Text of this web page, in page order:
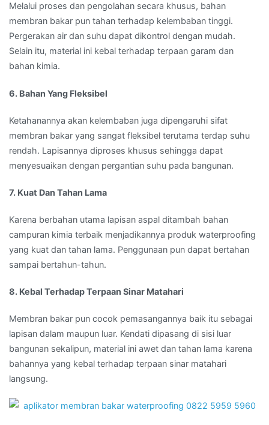
Melalui proses dan pengolahan secara khusus, bahan
membran bakar pun tahan terhadap kelembaban tinggi.
Pergerakan air dan suhu dapat dikontrol dengan mudah.
Selain itu, material ini kebal terhadap terpaan garam dan
bahan kimia.
6. Bahan Yang Fleksibel
Ketahanannya akan kelembaban juga dipengaruhi sifat
membran bakar yang sangat fleksibel terutama terdap suhu
rendah. Lapisannya diproses khusus sehingga dapat
menyesuaikan dengan pergantian suhu pada bangunan.
7. Kuat Dan Tahan Lama
Karena berbahan utama lapisan aspal ditambah bahan
campuran kimia terbaik menjadikannya produk waterproofing
yang kuat dan tahan lama. Penggunaan pun dapat bertahan
sampai bertahun-tahun.
8. Kebal Terhadap Terpaan Sinar Matahari
Membran bakar pun cocok pemasangannya baik itu sebagai
lapisan dalam maupun luar. Kendati dipasang di sisi luar
bangunan sekalipun, material ini awet dan tahan lama karena
bahannya yang kebal terhadap terpaan sinar matahari
langsung.